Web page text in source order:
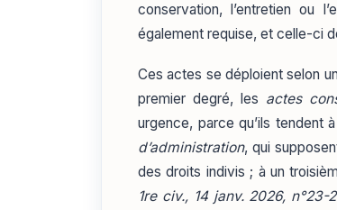
conservation, l’entretien ou
également requise, et celle-ci
Ces actes se déploient selon
premier degré, les actes
urgence, parce qu’ils tendent
d’administration, qui
des droits indivis ; à un
1re civ., 14 janv. 2026, n°23-